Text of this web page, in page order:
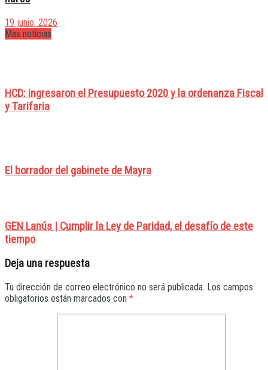
19 junio, 2026
Mas noticias
HCD: ingresaron el Presupuesto 2020 y la ordenanza Fiscal
y Tarifaria
El borrador del gabinete de Mayra
GEN Lanús | Cumplir la Ley de Paridad, el desafío de este
tiempo
Deja una respuesta
Tu dirección de correo electrónico no será publicada. Los campos
obligatorios están marcados con *